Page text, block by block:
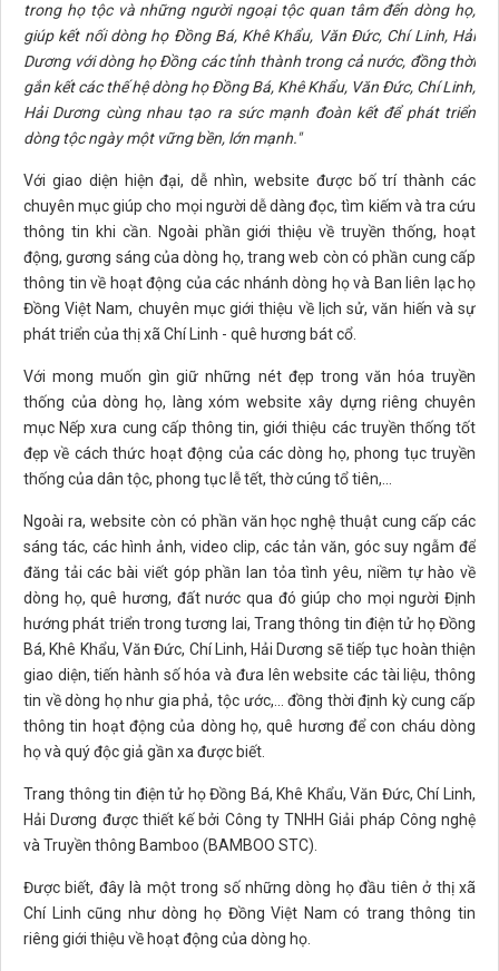
trong họ tộc và những người ngoại tộc quan tâm đến dòng họ,
giúp kết nối dòng họ Đồng Bá, Khê Khẩu, Văn Đức, Chí Linh, Hải
Dương với dòng họ Đồng các tỉnh thành trong cả nước, đồng thời
gắn kết các thế hệ dòng họ Đồng Bá, Khê Khẩu, Văn Đức, Chí Linh,
Hải Dương cùng nhau tạo ra sức mạnh đoàn kết để phát triển
dòng tộc ngày một vững bền, lớn mạnh."
Với giao diện hiện đại, dễ nhìn, website được bố trí thành các
chuyên mục giúp cho mọi người dễ dàng đọc, tìm kiếm và tra cứu
thông tin khi cần. Ngoài phần giới thiệu về truyền thống, hoạt
động, gương sáng của dòng họ, trang web còn có phần cung cấp
thông tin về hoạt động của các nhánh dòng họ và Ban liên lạc họ
Đồng Việt Nam, chuyên mục giới thiệu về lịch sử, văn hiến và sự
phát triển của thị xã Chí Linh - quê hương bát cổ.
Với mong muốn gìn giữ những nét đẹp trong văn hóa truyền
thống của dòng họ, làng xóm website xây dựng riêng chuyên
mục Nếp xưa cung cấp thông tin, giới thiệu các truyền thống tốt
đẹp về cách thức hoạt động của các dòng họ, phong tục truyền
thống của dân tộc, phong tục lễ tết, thờ cúng tổ tiên,...
Ngoài ra, website còn có phần văn học nghệ thuật cung cấp các
sáng tác, các hình ảnh, video clip, các tản văn, góc suy ngẫm để
đăng tải các bài viết góp phần lan tỏa tình yêu, niềm tự hào về
dòng họ, quê hương, đất nước qua đó giúp cho mọi người Định
hướng phát triển trong tương lai, Trang thông tin điện tử họ Đồng
Bá, Khê Khẩu, Văn Đức, Chí Linh, Hải Dương sẽ tiếp tục hoàn thiện
giao diện, tiến hành số hóa và đưa lên website các tài liệu, thông
tin về dòng họ như gia phả, tộc ước,... đồng thời định kỳ cung cấp
thông tin hoạt động của dòng họ, quê hương để con cháu dòng
họ và quý độc giả gần xa được biết.
Trang thông tin điện tử họ Đồng Bá, Khê Khẩu, Văn Đức, Chí Linh,
Hải Dương được thiết kế bởi Công ty TNHH Giải pháp Công nghệ
và Truyền thông Bamboo (BAMBOO STC).
Được biết, đây là một trong số những dòng họ đầu tiên ở thị xã
Chí Linh cũng như dòng họ Đồng Việt Nam có trang thông tin
riêng giới thiệu về hoạt động của dòng họ.